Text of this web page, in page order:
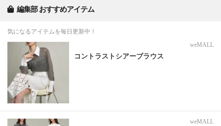
編集部 おすすめアイテム
気になるアイテムを毎日更新中！
weMALL
コントラストシアーブラウス
weMALL